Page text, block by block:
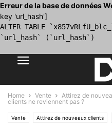
Erreur de la base de données
key 'url_hash']
ALTER TABLE
`url_hash` (`url_hash`)
Home Vente Attirez de
clients ne reviennent pas ?
Vente Attirez de nouveaux clients